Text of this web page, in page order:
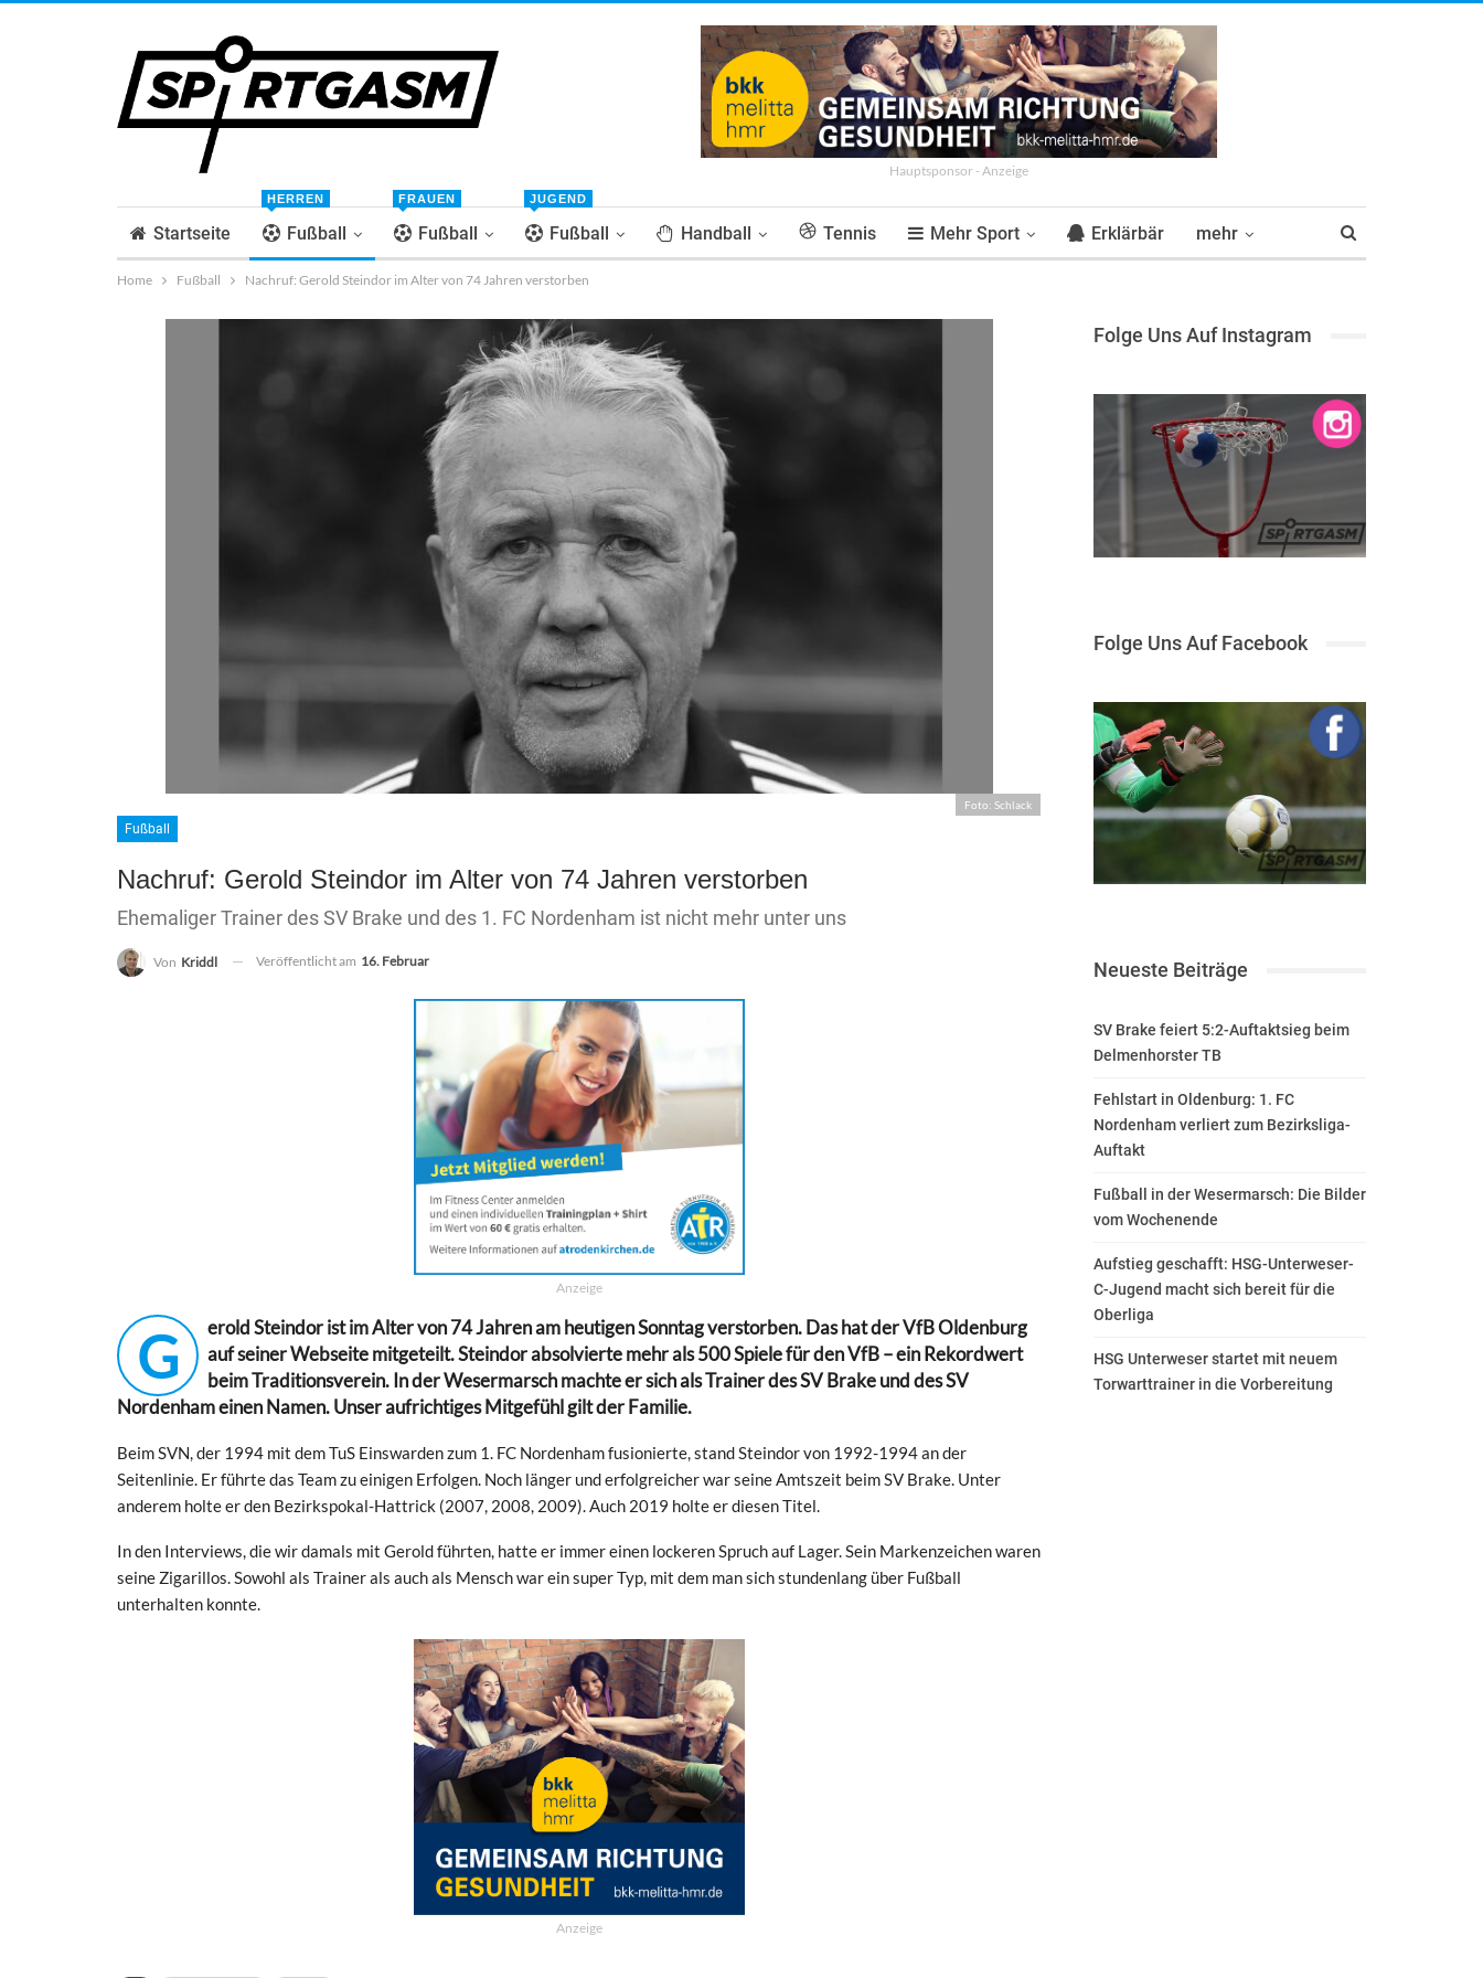
Hauptsponsor - Anzeige
Startseite Fußball
HERREN
Fußball
FRAUEN
Fußball
JUGEND
Handball Tennis Mehr Sport Erklärbär mehr
Home Fußball Nachruf: Gerold Steindor im Alter von 74 Jahren verstorben
Foto: Schlack
Fußball
Nachruf: Gerold Steindor im Alter von 74 Jahren verstorben
Ehemaliger Trainer des SV Brake und des 1. FC Nordenham ist nicht mehr unter uns
Von Kriddl Veröffentlicht am 16. Februar
Anzeige
G
erold Steindor ist im Alter von 74 Jahren am heutigen Sonntag verstorben. Das hat der VfB Oldenburg
auf seiner Webseite mitgeteilt. Steindor absolvierte mehr als 500 Spiele für den VfB – ein Rekordwert
beim Traditionsverein. In der Wesermarsch machte er sich als Trainer des SV Brake und des SV
Nordenham einen Namen. Unser aufrichtiges Mitgefühl gilt der Familie.
Beim SVN, der 1994 mit dem TuS Einswarden zum 1. FC Nordenham fusionierte, stand Steindor von 1992-1994 an der
Seitenlinie. Er führte das Team zu einigen Erfolgen. Noch länger und erfolgreicher war seine Amtszeit beim SV Brake. Unter
anderem holte er den Bezirkspokal-Hattrick (2007, 2008, 2009). Auch 2019 holte er diesen Titel.
In den Interviews, die wir damals mit Gerold führten, hatte er immer einen lockeren Spruch auf Lager. Sein Markenzeichen waren
seine Zigarillos. Sowohl als Trainer als auch als Mensch war ein super Typ, mit dem man sich stundenlang über Fußball
unterhalten konnte.
Anzeige
Folge Uns Auf Instagram
Folge Uns Auf Facebook
Neueste Beiträge
SV Brake feiert 5:2-Auftaktsieg beim
Delmenhorster TB
Fehlstart in Oldenburg: 1. FC
Nordenham verliert zum Bezirksliga-
Auftakt
Fußball in der Wesermarsch: Die Bilder
vom Wochenende
Aufstieg geschafft: HSG-Unterweser-
C-Jugend macht sich bereit für die
Oberliga
HSG Unterweser startet mit neuem
Torwarttrainer in die Vorbereitung